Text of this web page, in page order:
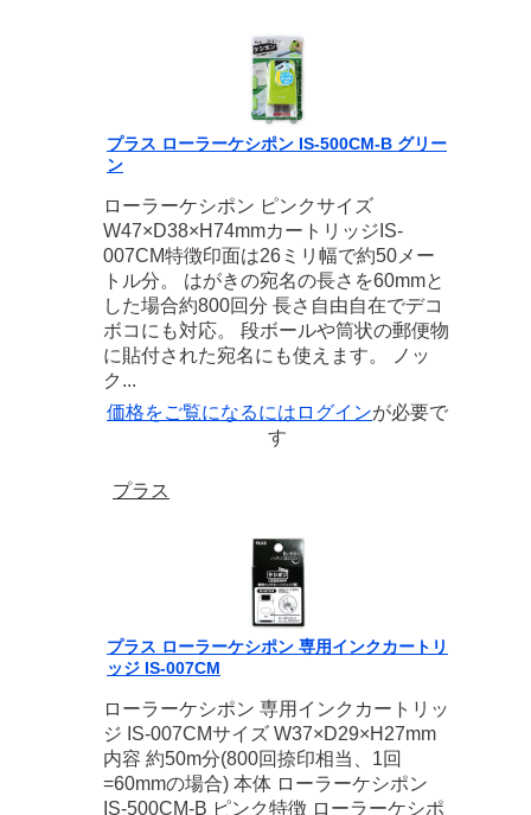
プラス ローラーケシポン IS-500CM-B グリー
ン
ローラーケシポン ピンクサイズ
W47×D38×H74mmカートリッジIS-
007CM特徴印面は26ミリ幅で約50メー
トル分。 はがきの宛名の長さを60mmと
した場合約800回分 長さ自由自在でデコ
ボコにも対応。 段ボールや筒状の郵便物
に貼付された宛名にも使えます。 ノッ
ク...
価格をご覧になるには ログインが必要で
す
プラス
プラス ローラーケシポン 専用インクカートリ
ッジ IS-007CM
ローラーケシポン 専用インクカートリッ
ジ IS-007CMサイズ W37×D29×H27mm
内容 約50m分(800回捺印相当、1回
=60mmの場合) 本体 ローラーケシポン
IS-500CM-B ピンク特徴 ローラーケシポ